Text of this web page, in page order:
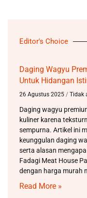
Editor's Choice
Daging Wagyu
Untuk Hidangan
26 Agustus 2025 Tidak
Daging wagyu
kuliner karena
sempurna. Artikel ini
keunggulan daging
serta alasan
Fadagi Meat House
dengan harga murah
Read More »